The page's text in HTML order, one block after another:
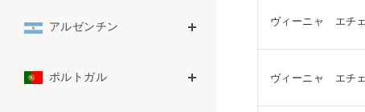
ヴィーニャ エチ
ヴィーニャ エチ
アルゼンチン
ポルトガル